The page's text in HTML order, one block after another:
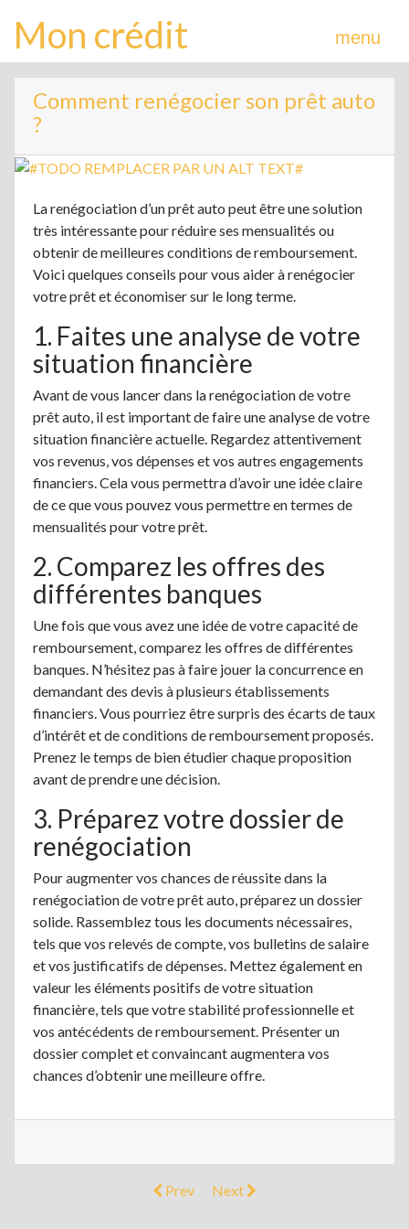
Mon crédit menu
Comment renégocier son prêt auto
?
La renégociation d’un prêt auto peut être une solution
très intéressante pour réduire ses mensualités ou
obtenir de meilleures conditions de remboursement.
Voici quelques conseils pour vous aider à renégocier
votre prêt et économiser sur le long terme.
1. Faites une analyse de votre
situation financière
Avant de vous lancer dans la renégociation de votre
prêt auto, il est important de faire une analyse de votre
situation financière actuelle. Regardez attentivement
vos revenus, vos dépenses et vos autres engagements
financiers. Cela vous permettra d’avoir une idée claire
de ce que vous pouvez vous permettre en termes de
mensualités pour votre prêt.
2. Comparez les offres des
différentes banques
Une fois que vous avez une idée de votre capacité de
remboursement, comparez les offres de différentes
banques. N’hésitez pas à faire jouer la concurrence en
demandant des devis à plusieurs établissements
financiers. Vous pourriez être surpris des écarts de taux
d’intérêt et de conditions de remboursement proposés.
Prenez le temps de bien étudier chaque proposition
avant de prendre une décision.
3. Préparez votre dossier de
renégociation
Pour augmenter vos chances de réussite dans la
renégociation de votre prêt auto, préparez un dossier
solide. Rassemblez tous les documents nécessaires,
tels que vos relevés de compte, vos bulletins de salaire
et vos justificatifs de dépenses. Mettez également en
valeur les éléments positifs de votre situation
financière, tels que votre stabilité professionnelle et
vos antécédents de remboursement. Présenter un
dossier complet et convaincant augmentera vos
chances d’obtenir une meilleure offre.
Prev Next